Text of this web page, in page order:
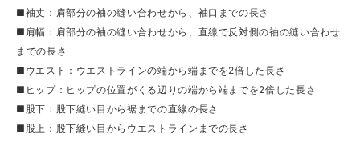
■袖丈：肩部分の袖の縫い合わせから、袖口までの長さ
■肩幅：肩部分の袖の縫い合わせから、直線で反対側の袖の縫い合わせ
までの長さ
■ウエスト：ウエストラインの端から端までを2倍した長さ
■ヒップ：ヒップの位置がくる辺りの端から端までを2倍した長さ
■股下：股下縫い目から裾までの直線の長さ
■股上：股下縫い目からウエストラインまでの長さ